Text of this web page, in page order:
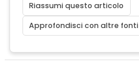
Riassumi questo articolo
Approfondisci con altre fonti